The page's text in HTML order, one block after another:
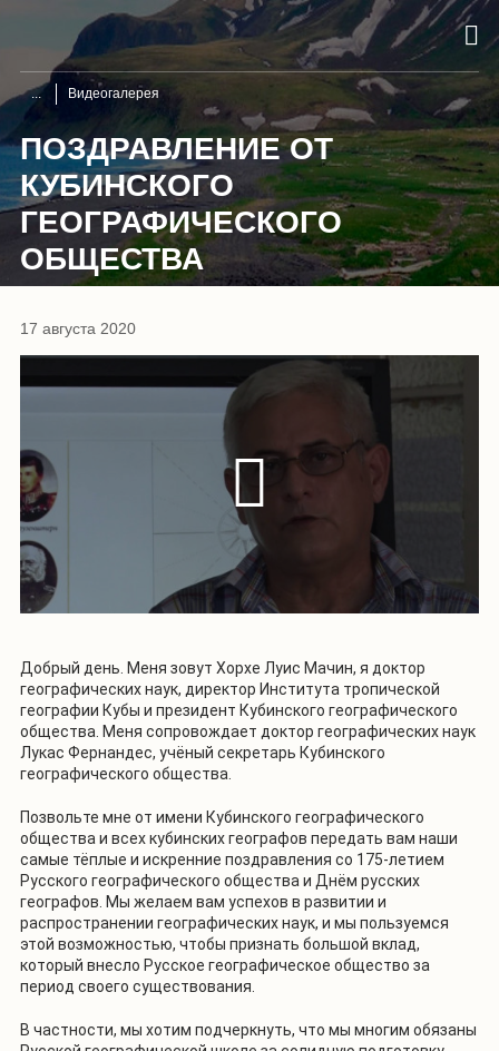
Видеогалерея
ПОЗДРАВЛЕНИЕ ОТ
КУБИНСКОГО
ГЕОГРАФИЧЕСКОГО
ОБЩЕСТВА
17 августа 2020
Добрый день. Меня зовут Хорхе Луис Мачин, я доктор
географических наук, директор Института тропической
географии Кубы и президент Кубинского географического
общества. Меня сопровождает доктор географических наук
Лукас Фернандес, учёный секретарь Кубинского
географического общества.
Позвольте мне от имени Кубинского географического
общества и всех кубинских географов передать вам наши
самые тёплые и искренние поздравления со 175-летием
Русского географического общества и Днём русских
географов. Мы желаем вам успехов в развитии и
распространении географических наук, и мы пользуемся
этой возможностью, чтобы признать большой вклад,
который внесло Русское географическое общество за
период своего существования.
В частности, мы хотим подчеркнуть, что мы многим обязаны